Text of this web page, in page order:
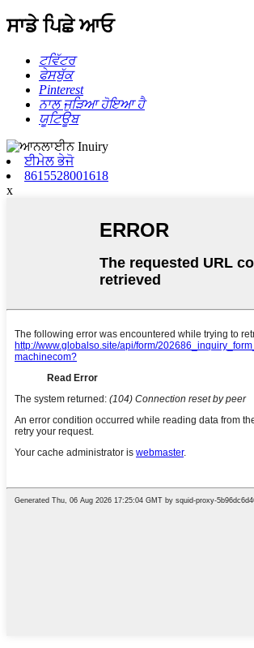
ਸਾਡੇ ਪਿਛੇ ਆਓ
ਟਵਿੱਟਰ
ਫੇਸਬੁੱਕ
Pinterest
ਨਾਲ ਜੁੜਿਆ ਹੋਇਆ ਹੈ
ਯੂਟਿਊਬ
ਈਮੇਲ ਭੇਜੋ
8615528001618
x